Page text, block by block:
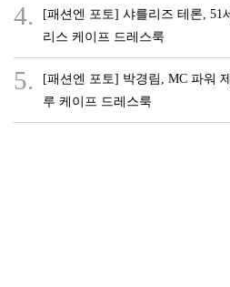
4.
[패션엔 포토] 샤를리즈 테론, 51
리스 케이프 드레스룩
5.
[패션엔 포토] 박경림, MC 파워
루 케이프 드레스룩